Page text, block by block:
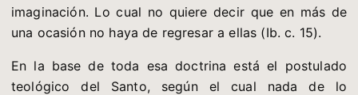
imaginación. Lo cual no quiere decir que en más de
una ocasión no haya de regresar a ellas (Ib. c. 15).
En la base de toda esa doctrina está el postulado
teológico del Santo, según el cual nada de lo